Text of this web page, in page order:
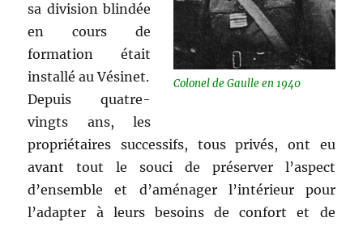
Colonel de Gaulle en 1940
sa division blindée
en cours de
formation était
installé au Vésinet.
Depuis quatre-
vingts ans, les
propriétaires successifs, tous privés, ont eu
avant tout le souci de préserver l’aspect
d’ensemble et d’aménager l’intérieur pour
l’adapter à leurs besoins de confort et de